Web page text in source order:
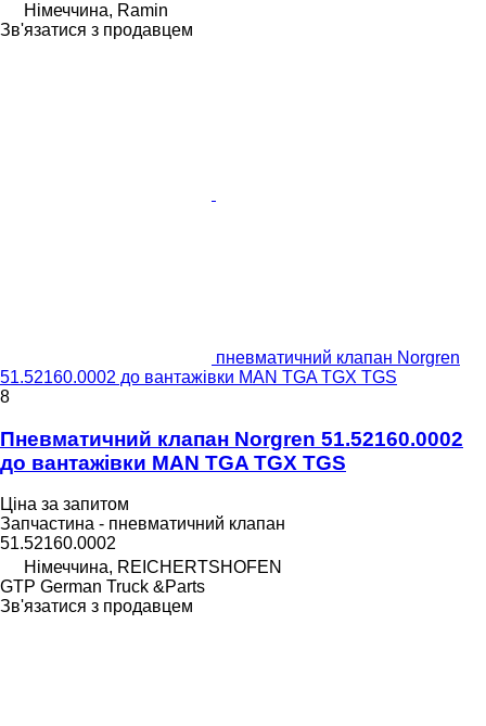
Німеччина, Ramin
Зв'язатися з продавцем
пневматичний клапан Norgren
51.52160.0002 до вантажівки MAN TGA TGX TGS
8
Пневматичний клапан Norgren 51.52160.0002
до вантажівки MAN TGA TGX TGS
Ціна за запитом
Запчастина - пневматичний клапан
51.52160.0002
Німеччина, REICHERTSHOFEN
GTP German Truck &Parts
Зв'язатися з продавцем